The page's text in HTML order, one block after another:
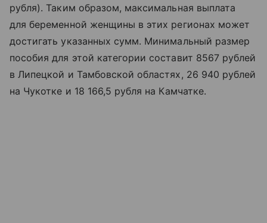
рубля). Таким образом, максимальная выплата
для беременной женщины в этих регионах может
достигать указанных сумм. Минимальный размер
пособия для этой категории составит 8567 рублей
в Липецкой и Тамбовской областях, 26 940 рублей
на Чукотке и 18 166,5 рубля на Камчатке.